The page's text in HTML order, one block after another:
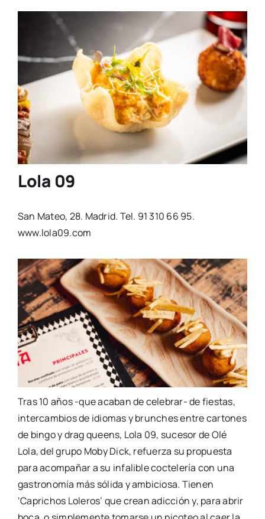
Lola 09
San Mateo, 28. Madrid. Tel. 91 310 66 95.
www.lola09.com
Tras 10 años -que acaban de celebrar- de fiestas,
intercambios de idiomas y brunches entre cartones
de bingo y drag queens, Lola 09, sucesor de Olé
Lola, del grupo Moby Dick, refuerza su propuesta
para acompañar a su infalible coctelería con una
gastronomía más sólida y ambiciosa. Tienen
‘Caprichos Loleros’ que crean adicción y, para abrir